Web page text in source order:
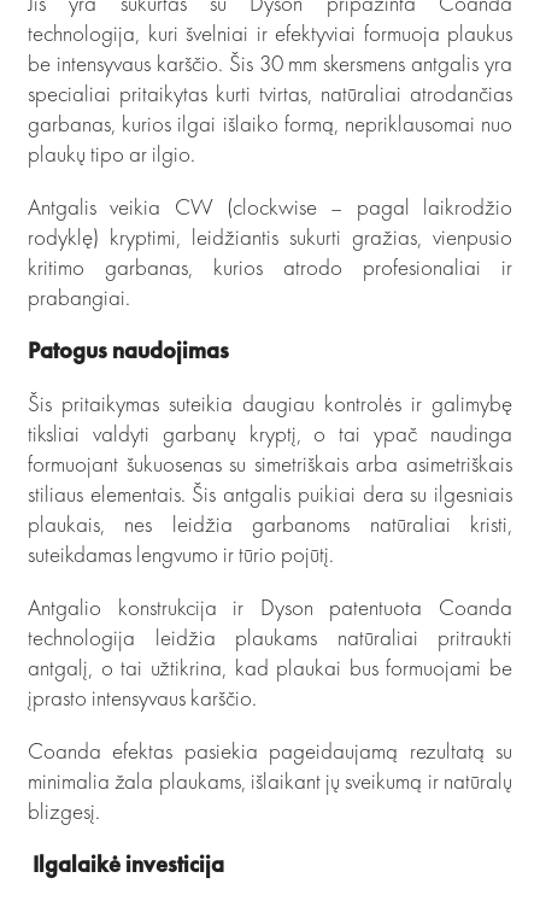
technologija, kuri švelniai ir efektyviai formuoja plaukus
be intensyvaus karščio. Šis 30 mm skersmens antgalis yra
specialiai pritaikytas kurti tvirtas, natūraliai atrodančias
garbanas, kurios ilgai išlaiko formą, nepriklausomai nuo
plaukų tipo ar ilgio.
Antgalis veikia CW (clockwise – pagal laikrodžio
rodyklę) kryptimi, leidžiantis sukurti gražias, vienpusio
kritimo garbanas, kurios atrodo profesionaliai ir
prabangiai.
Patogus naudojimas
Šis pritaikymas suteikia daugiau kontrolės ir galimybę
tiksliai valdyti garbanų kryptį, o tai ypač naudinga
formuojant šukuosenas su simetriškais arba asimetriškais
stiliaus elementais. Šis antgalis puikiai dera su ilgesniais
plaukais, nes leidžia garbanoms natūraliai kristi,
suteikdamas lengvumo ir tūrio pojūtį.
Antgalio konstrukcija ir Dyson patentuota Coanda
technologija leidžia plaukams natūraliai pritraukti
antgalį, o tai užtikrina, kad plaukai bus formuojami be
įprasto intensyvaus karščio.
Coanda efektas pasiekia pageidaujamą rezultatą su
minimalia žala plaukams, išlaikant jų sveikumą ir natūralų
blizgesį.
Ilgalaikė investicija